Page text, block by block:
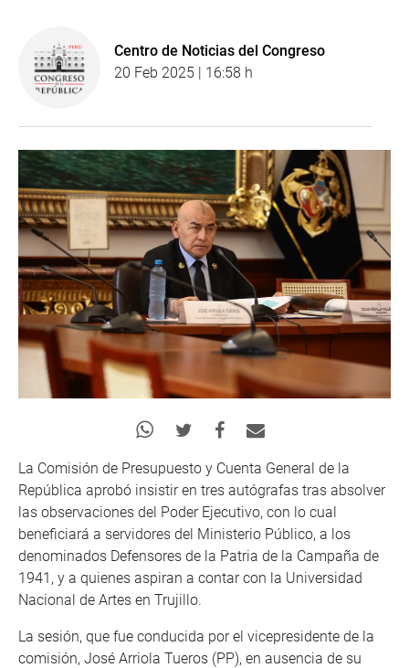
Centro de Noticias del Congreso
20 Feb 2025 | 16:58 h
La Comisión de Presupuesto y Cuenta General de la
República aprobó insistir en tres autógrafas tras absolver
las observaciones del Poder Ejecutivo, con lo cual
beneficiará a servidores del Ministerio Público, a los
denominados Defensores de la Patria de la Campaña de
1941, y a quienes aspiran a contar con la Universidad
Nacional de Artes en Trujillo.
La sesión, que fue conducida por el vicepresidente de la
comisión, José Arriola Tueros (PP), en ausencia de su